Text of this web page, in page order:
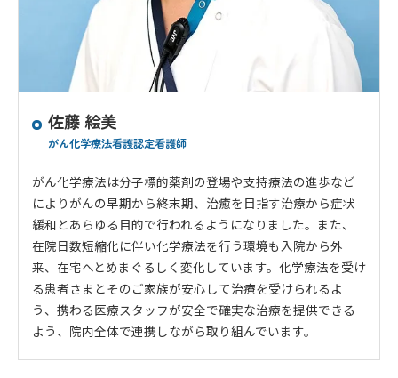
佐藤 絵美
がん化学療法看護認定看護師
がん化学療法は分子標的薬剤の登場や支持療法の進歩など
によりがんの早期から終末期、治癒を目指す治療から症状
緩和とあらゆる目的で行われるようになりました。また、
在院日数短縮化に伴い化学療法を行う環境も入院から外
来、在宅へとめまぐるしく変化しています。化学療法を受け
る患者さまとそのご家族が安心して治療を受けられるよ
う、携わる医療スタッフが安全で確実な治療を提供できる
よう、院内全体で連携しながら取り組んでいます。